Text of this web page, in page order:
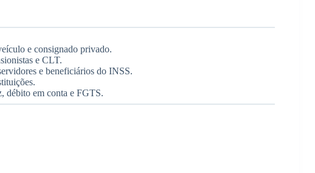
e consignado privado.
e CLT.
e beneficiários do INSS.
débito em conta e FGTS.